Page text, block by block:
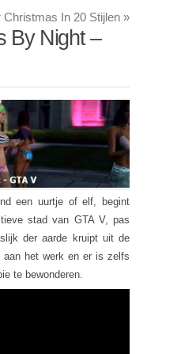
Christmas In 20 Stijlen »
By Night –
een uurtje of elf, begint
stad van GTA V, pas
der aarde kruipt uit de
aan het werk en er is zelfs
te bewonderen.